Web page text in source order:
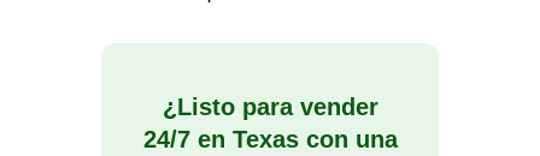
¿Listo para vender
24/7 en Texas con una